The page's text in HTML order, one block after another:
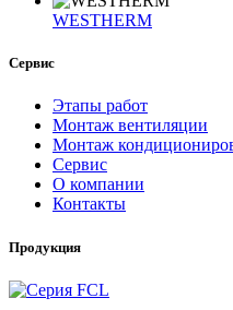
WESTHERM
Сервис
Этапы работ
Монтаж вентиляции
Монтаж
Сервис
О компании
Контакты
Продукция